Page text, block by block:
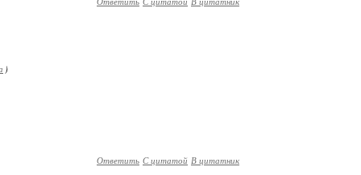
)
Ответить С цитатой В цитатник